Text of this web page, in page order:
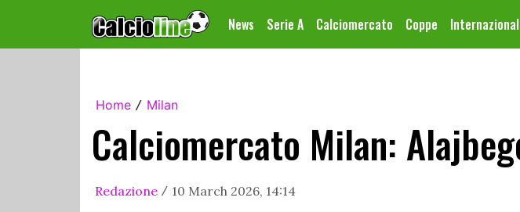
News Serie A Calciomercato Coppe
Home / Milan
Calciomercato Milan:
Redazione / 10 March 2026, 14:14